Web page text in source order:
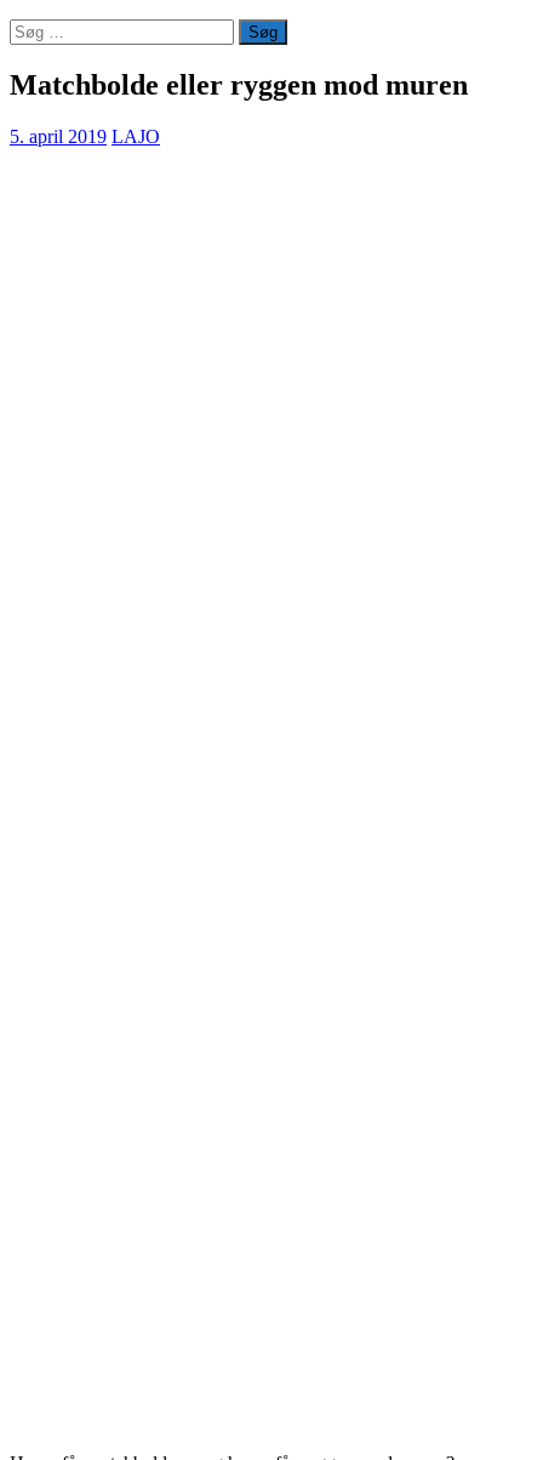
Søg
efter:
Matchbolde eller ryggen mod muren
5. april 2019 LAJO